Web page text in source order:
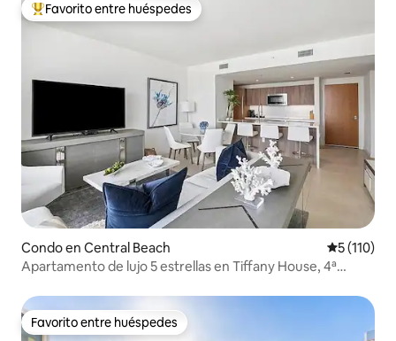
Favorito entre huéspedes preferido
Favorito entre huéspedes
Condo en Central Beach
5 (110)
Apartamento de lujo 5 estrellas en Tiffany House, 4ª
Favorito entre huéspedes
Favorito entre huéspedes